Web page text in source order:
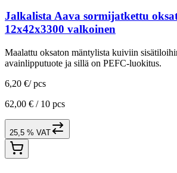
Jalkalista Aava sormijatkettu
12x42x3300 valkoinen
Maalattu oksaton mäntylista kuiviin
avainlipputuote ja sillä on PEFC-luokitus.
6,20 €/ pcs
62,00 € / 10 pcs
25,5 % VAT